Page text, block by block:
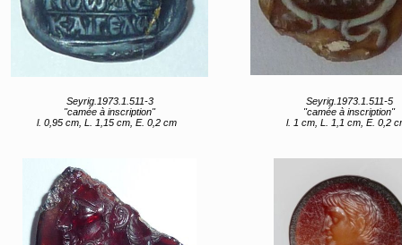
Seyrig.1973.1.511-3
"camée à inscription"
l. 0,95 cm, L. 1,15 cm, E. 0,2 cm
Seyrig.1973.1.511-5
"camée à inscription"
l. 1 cm, L. 1,1 cm, E. 0,2